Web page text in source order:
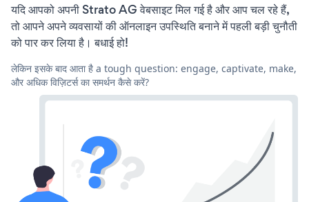
यदि आपको अपनी Strato AG वेबसाइट मिल गई है और आप चल रहे हैं,
तो आपने अपने व्यवसायों की ऑनलाइन उपस्थिति बनाने में पहली बड़ी चुनौती
को पार कर लिया है। बधाई हो!
लेकिन इसके बाद आता है a tough question: engage, captivate, make,
और अधिक विज़िटर्स का समर्थन कैसे करें?